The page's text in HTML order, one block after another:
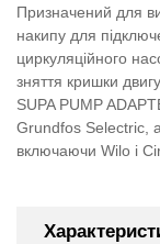
Призначений для
накипу для
циркуляційного
зняття кришки
SUPA PUMP
Grundfos Selectric,
включаючи Wilo і